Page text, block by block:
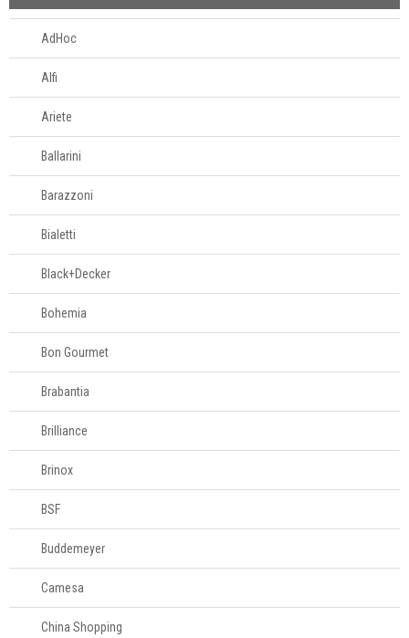
AdHoc
Alfi
Ariete
Ballarini
Barazzoni
Bialetti
Black+Decker
Bohemia
Bon Gourmet
Brabantia
Brilliance
Brinox
BSF
Buddemeyer
Camesa
China Shopping